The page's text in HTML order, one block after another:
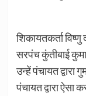
शिकायतकर्ता
सरपंच कुंतीबाई
उन्हें पंचायत द्वारा
पंचायत द्वारा